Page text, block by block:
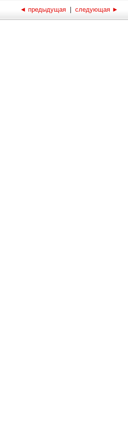
◄ предыдущая следующая ►